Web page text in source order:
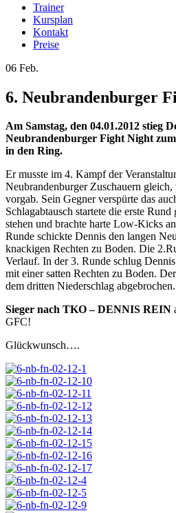
Trainer
Kursplan
Kontakt
Preise
06 Feb.
6. Neubrandenburger
Am Samstag, den 04.01.2012 stieg
Neubrandenburger Fight Night
in den Ring.
Er musste im 4. Kampf der
Neubrandenburger Zuschauern gleich,
vorgab. Sein Gegner verspürte das
Schlagabtausch startete die erste
stehen und brachte harte Low-Kicks
Runde schickte Dennis den langen
knackigen Rechten zu Boden. Die
Verlauf. In der 3. Runde schlug
mit einer satten Rechten zu Boden.
dem dritten Niederschlag abgebrochen.
Sieger nach TKO – DENNIS REIN
GFC!
Glückwunsch….